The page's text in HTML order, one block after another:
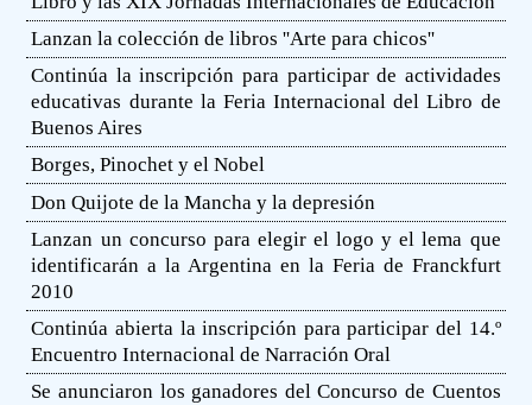
Lanzan la colección de libros ''Arte para chicos''
Continúa la inscripción para participar de actividades
educativas durante la Feria Internacional del Libro de
Buenos Aires
Borges, Pinochet y el Nobel
Don Quijote de la Mancha y la depresión
Lanzan un concurso para elegir el logo y el lema que
identificarán a la Argentina en la Feria de Franckfurt
2010
Continúa abierta la inscripción para participar del 14.º
Encuentro Internacional de Narración Oral
Se anunciaron los ganadores del Concurso de Cuentos